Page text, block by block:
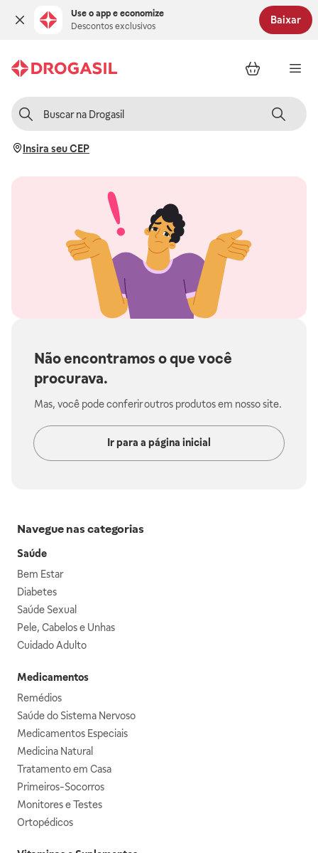
Use o app e economize
Descontos exclusivos
Baixar
Insira seu CEP
Não encontramos o que você
procurava.
Mas, você pode conferir outros produtos em nosso site.
Ir para a página inicial
Navegue nas categorias
Saúde
Bem Estar
Diabetes
Saúde Sexual
Pele, Cabelos e Unhas
Cuidado Adulto
Medicamentos
Remédios
Saúde do Sistema Nervoso
Medicamentos Especiais
Medicina Natural
Tratamento em Casa
Primeiros-Socorros
Monitores e Testes
Ortopédicos